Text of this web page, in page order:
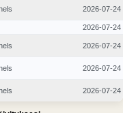
2026-07-24
2026-07-24
2026-07-24
2026-07-24
2026-07-24